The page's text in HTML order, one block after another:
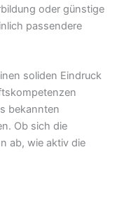
oder günstige
passendere
soliden Eindruck
bekannten
Ob sich die
ab, wie aktiv die